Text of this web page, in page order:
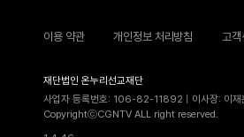
이용 약관 개인정보 처리방침 고객
재단법인 온누리선교재단
사업자 등록번호: 106-82-11892 | 이사장: 이
CopyrightⓒCGNTV ALL right reserved.